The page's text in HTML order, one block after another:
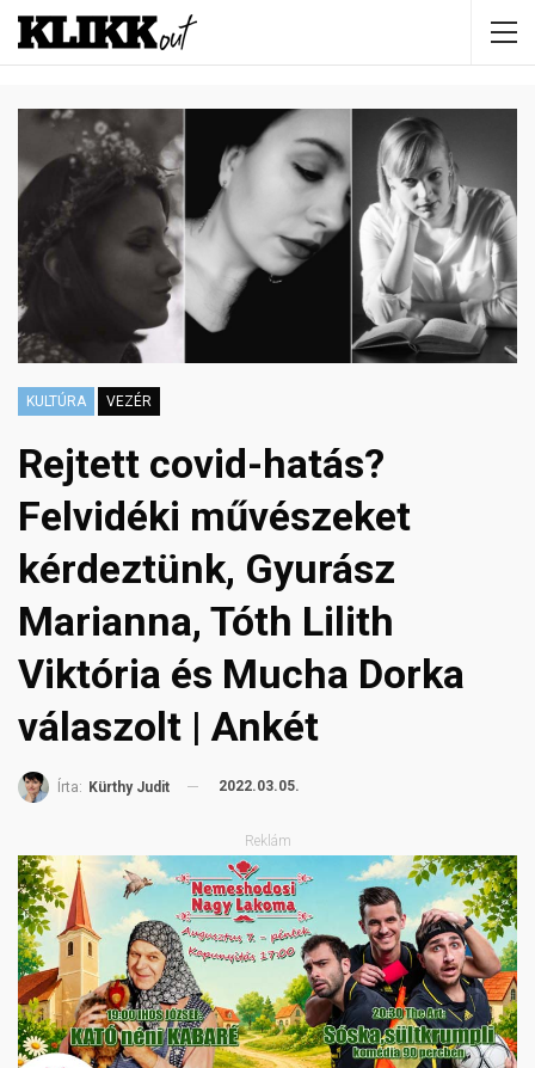
KULTÚRA VEZÉR
Rejtett covid-hatás?
Felvidéki művészeket
kérdeztünk, Gyurász
Marianna, Tóth Lilith
Viktória és Mucha Dorka
válaszolt | Ankét
Írta: Kürthy Judit 2022.03.05.
Reklám